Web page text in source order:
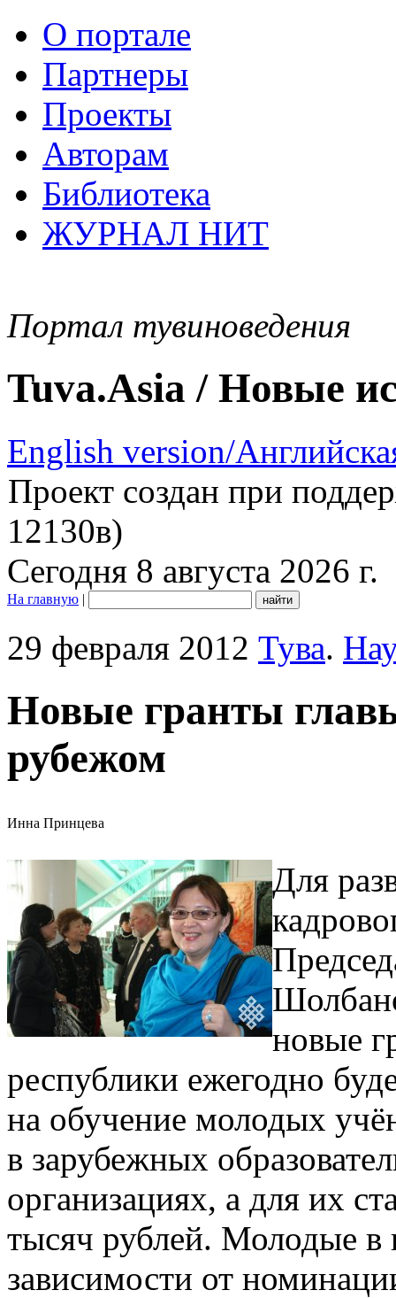
О портале
Партнеры
Проекты
Авторам
Библиотека
ЖУРНАЛ НИТ
Портал тувиноведения
Tuva.Asia / Новые
English version/
Проект создан при
12130в)
Сегодня 8 августа 2026 г.
На главную |
29 февраля 2012 Тува.
Новые гранты
рубежом
Инна Принцева
Для
новые
республики ежегодно
на обучение молодых
в зарубежных
организациях, а для их
тысяч рублей. Молодые в
зависимости от